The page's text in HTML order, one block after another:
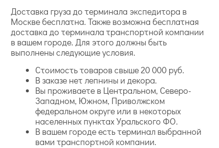
Доставка груза до терминала экспедитора в
Москве бесплатна. Также возможна бесплатная
доставка до терминала транспортной компании
в вашем городе. Для этого должны быть
выполнены следующие условия.
Стоимость товаров свыше 20 000 руб.
В заказе нет лепнины и декора.
Вы проживаете в Центральном, Северо-
Западном, Южном, Приволжском
федеральном округе или в некоторых
населенных пунктах Уральского ФО.
В вашем городе есть терминал выбранной
вами транспортной компании.